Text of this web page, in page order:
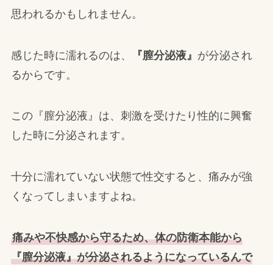
思われるかもしれません。
感じた時に濡れるのは、 『膣分泌液』 が分泌され
るからです。
この『膣分泌液』は、刺激を受けたり性的に興奮
した時に分泌されます。
十分に濡れていない状態で性交すると、痛みが強
くなってしまいますよね。
痛みや不快感から守るため、体の防衛本能から
『膣分泌液』が分泌されるようになっているんで